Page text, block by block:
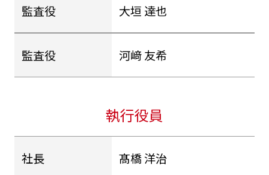
監査役 大垣 達也
監査役 河﨑 友希
執行役員
社長 髙橋 洋治